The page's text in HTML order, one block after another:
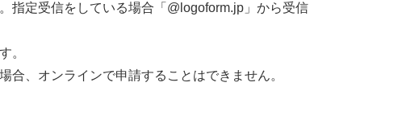
定受信をしている場合「@logoform.jp」から受信
。
、オンラインで申請することはできません。